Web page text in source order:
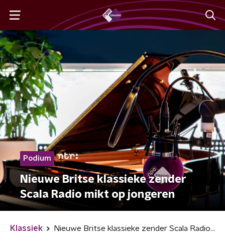
Podium
Nieuwe Britse klassieke zender
Scala Radio mikt op jongeren
Klassiek Nieuwe Britse klassieke zender Scala Radio mikt op jongeren